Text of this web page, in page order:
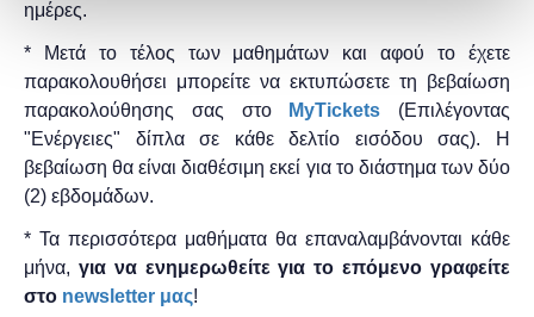
ημέρες.
* Μετά το τέλος των μαθημάτων και αφού το έχετε
παρακολουθήσει μπορείτε να εκτυπώσετε τη βεβαίωση
παρακολούθησης ​σας στο
MyTickets (Επιλέγοντας
"Ενέργειες" δίπλα σε κάθε δελτίο εισόδου σας). Η
βεβαίωση θα είναι διαθέσιμη εκεί για το διάστημα των δύο
(2) εβδομάδων.
* Τα περισσότερα μαθήματα θα επαναλαμβάνονται κάθε
μήνα, για να ενημερωθείτε για το επόμενο γραφείτε
στο newsletter μας!